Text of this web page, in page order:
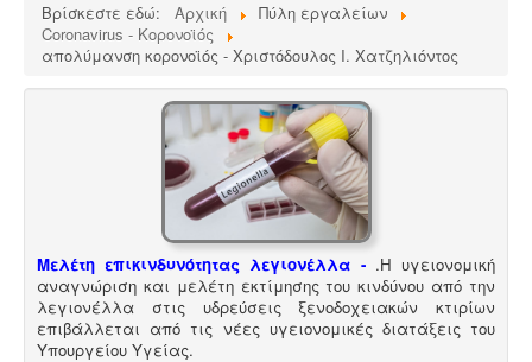
Μελέτη - άδεια διάθεσης υγρών αποβλήτων -
όλες τις επιχειρήσεις του νομού Θεσσαλονίκης η ΕΥΑΘ
ζητάει υγειονολογική μελέτη (πτυχιούχου μελετητή)
παραγωγής / επεξεργασίας / διάθεσης υγρών
αποβλήτων, προκειμένου να εκδώσει την άδεια
διάθεσης - σύνδεσης με το δίκτυο αποχέτευσης (ειδικός
κανονισμός αποχέτευσης ΦΕΚ 1793Β-2018)..
Βρίσκεστε εδώ: Αρχική
Πύλη εργαλείων
Coronavirus - Κορονοϊός
απολύμανση κορονοϊός - Χριστόδουλος Ι. Χατζηλιόντος
Μελέτη επικινδυνότητας λεγιονέλλα - .Η υγειονομική
αναγνώριση και μελέτη εκτίμησης του κινδύνου από την
λεγιονέλλα στις υδρεύσεις ξενοδοχειακών κτιρίων
επιβάλλεται από τις νέες υγειονομικές διατάξεις του
Υπουργείου Υγείας.